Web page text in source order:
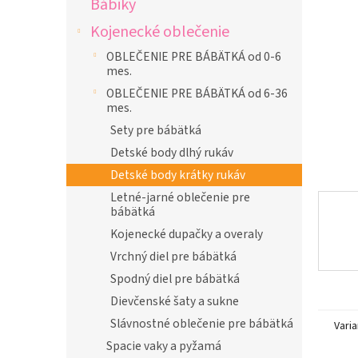
Kojenecké oblečenie
OBLEČENIE PRE BÁBÄTKÁ od 0-6
mes.
OBLEČENIE PRE BÁBÄTKÁ od 6-36
mes.
Sety pre bábätká
Detské body dlhý rukáv
Detské body krátky rukáv
Letné-jarné oblečenie pre
bábätká
Kojenecké dupačky a overaly
Vrchný diel pre bábätká
Spodný diel pre bábätká
Dievčenské šaty a sukne
Slávnostné oblečenie pre bábätká
Spacie vaky a pyžamá